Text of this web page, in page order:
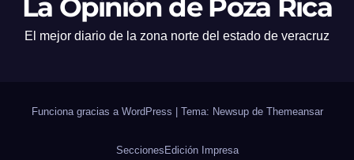
La Opinión de Poza Rica
El mejor diario de la zona norte del estado de veracruz
Funciona gracias a WordPress Tema: Newsup de Themeansar
SeccionesEdición Impresa